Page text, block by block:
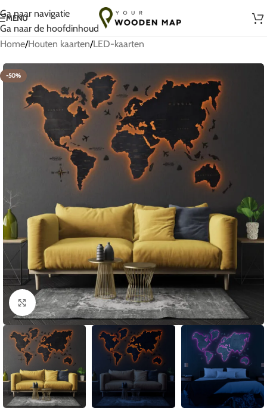
Ga naar navigatie
Ga naar de hoofdinhoud
Handgemaakt met liefde in Litouwen
MENU
Home/Houten kaarten/LED-kaarten
-50%
Klik om te vergroten